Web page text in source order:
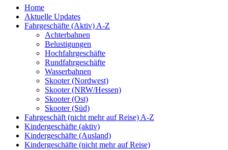
Home
Aktuelle Updates
Fahrgeschäfte (Aktiv) A-Z
Achterbahnen
Belustigungen
Hochfahrgeschäfte
Rundfahrgeschäfte
Wasserbahnen
Skooter (Nordwest)
Skooter (NRW/Hessen)
Skooter (Ost)
Skooter (Süd)
Fahrgeschäft (nicht mehr auf Reise) A-Z
Kindergeschäfte (aktiv)
Kindergeschäfte (Ausland)
Kindergeschäfte (nicht mehr auf Reise)